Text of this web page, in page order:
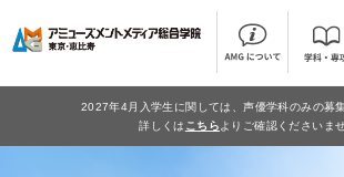
2027年4月入学生に関しては、声優学科のみの募
詳しくは こちら よりご確認くださいませ